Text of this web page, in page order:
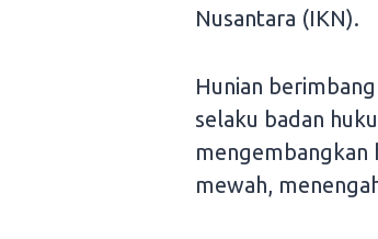
Nusantara (IKN).
Hunian
selaku badan
mengembangkan
mewah,